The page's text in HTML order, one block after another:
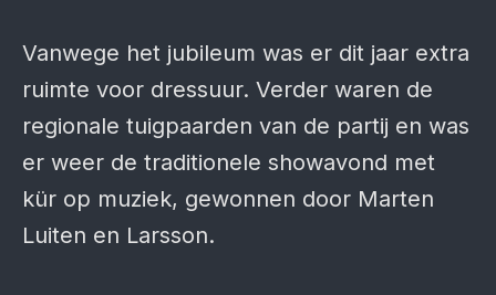
Vanwege het jubileum was er dit jaar extra
ruimte voor dressuur. Verder waren de
regionale tuigpaarden van de partij en was
er weer de traditionele showavond met
kür op muziek, gewonnen door Marten
Luiten en Larsson.